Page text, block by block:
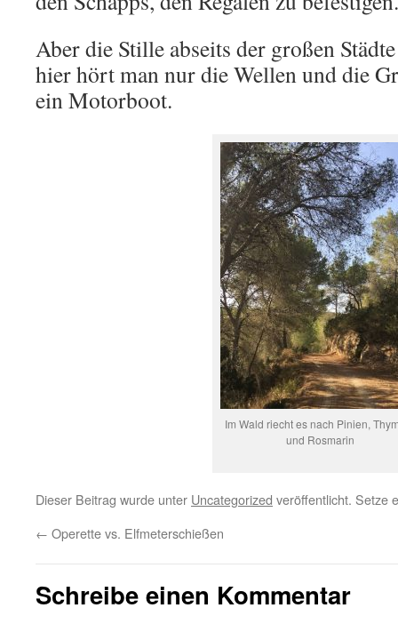
Aber die Stille abseits der großen
hier hört man nur die Wellen und die
ein Motorboot.
Im Wald riecht es nach Pinien,
und Rosmarin
Dieser Beitrag wurde unter Uncategorized veröffentlicht. Setze
← Operette vs. Elfmeterschießen
Schreibe einen Kommentar